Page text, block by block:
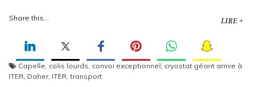
Share this... LIRE +
Capelle, colis lourds, convoi exceptionnel, cryostat géant arrive à
ITER, Daher, ITER,transport